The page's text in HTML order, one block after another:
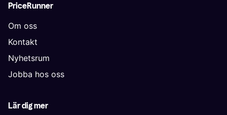
PriceRunner
Om oss
Kontakt
Nyhetsrum
Jobba hos oss
Lär dig mer